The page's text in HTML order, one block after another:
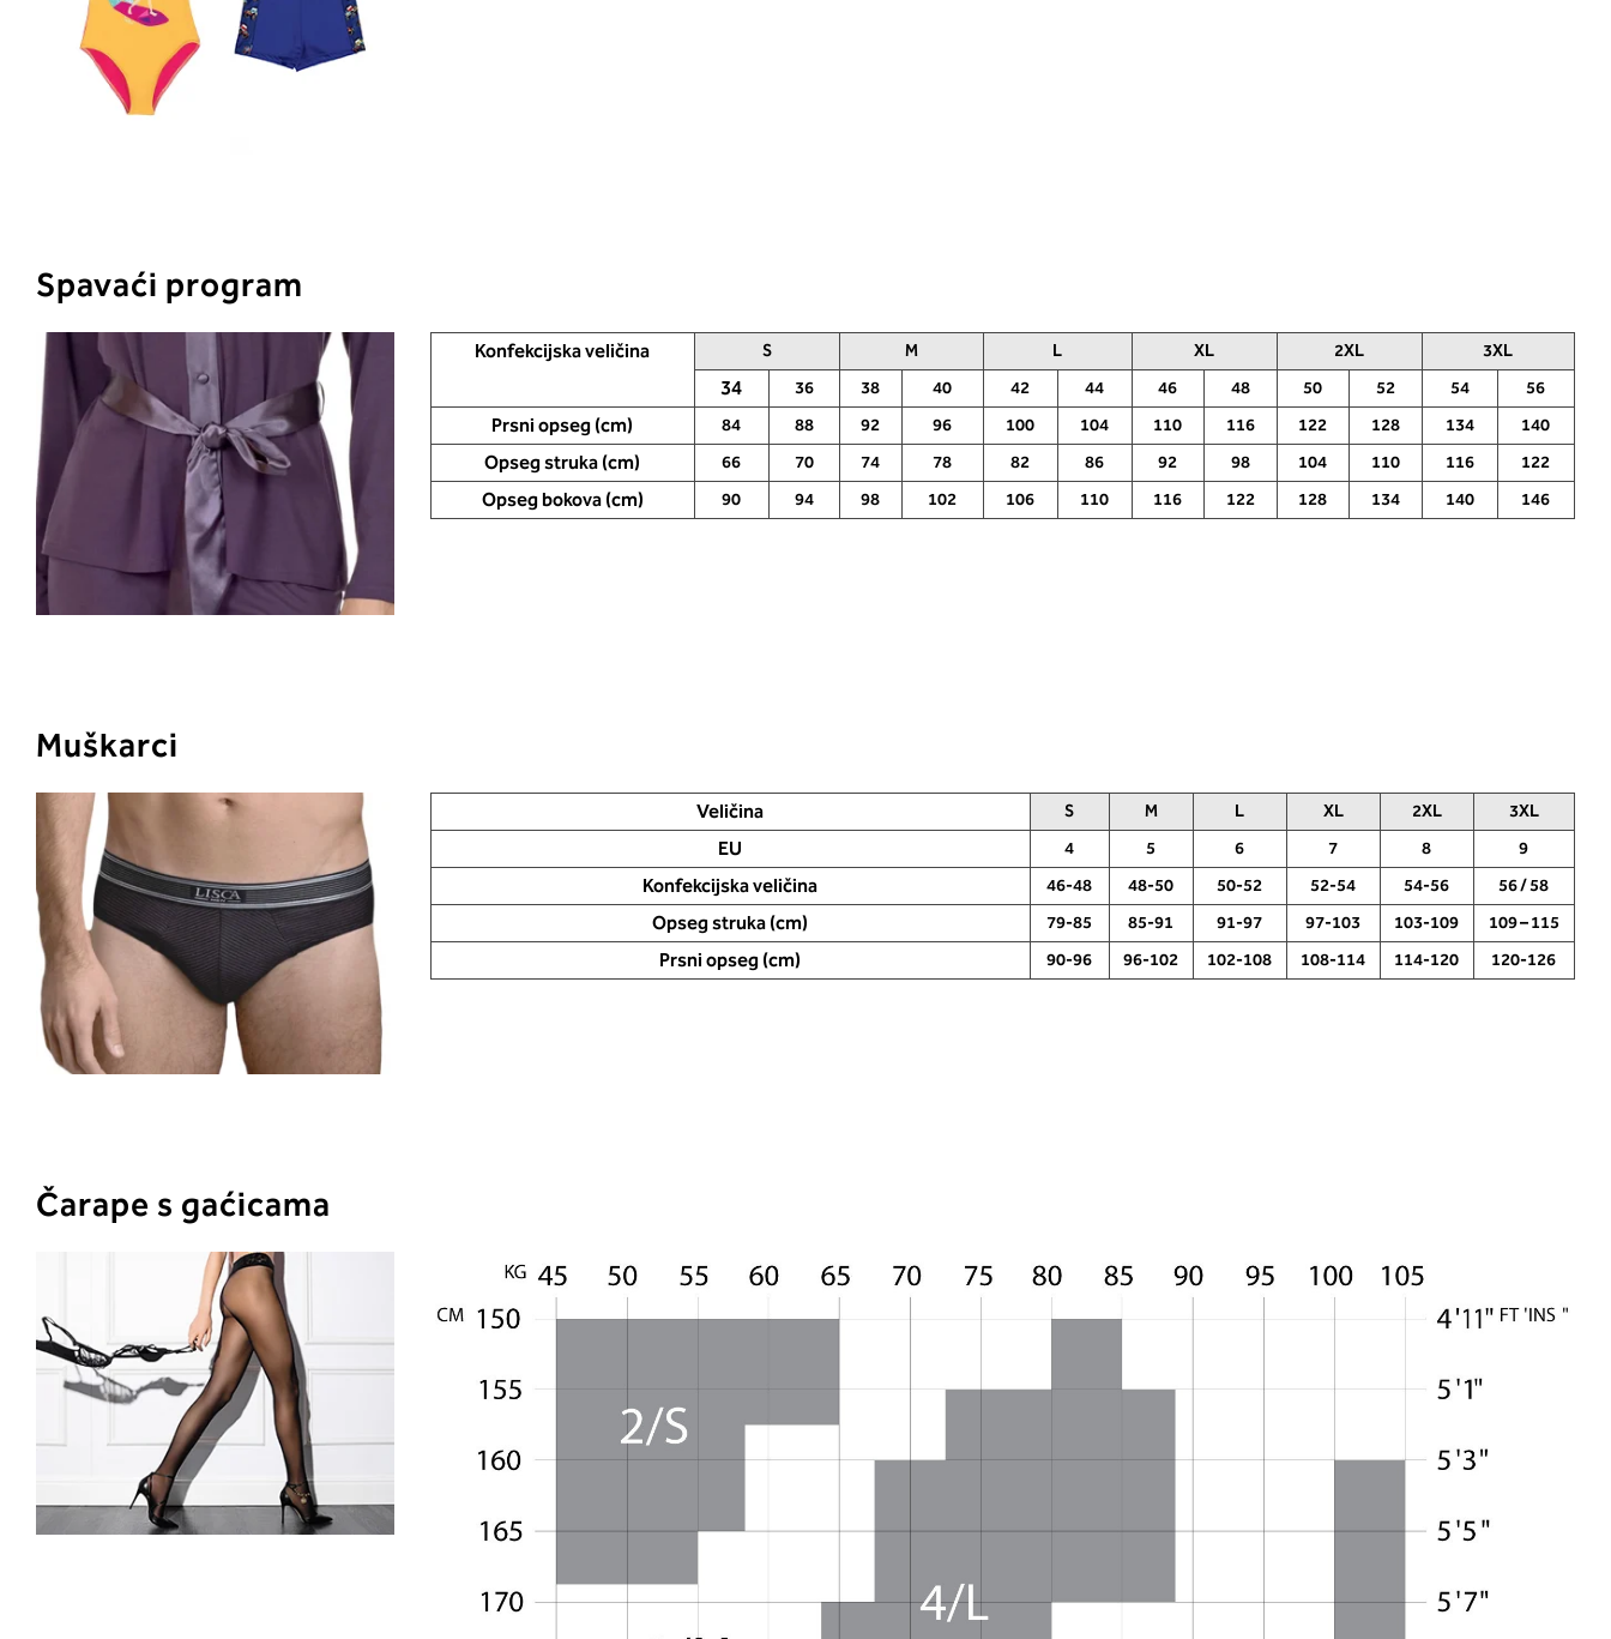
Spavaći program
Konfekcijska veličina S M L XL 2XL 3XL
34 36 38 40 42 44 46 48 50 52 54 56
Prsni opseg (cm) 84 88 92 96 100 104 110 116 122 128 134 140
Opseg struka (cm) 66 70 74 78 82 86 92 98 104 110 116 122
Opseg bokova (cm) 90 94 98 102 106 110 116 122 128 134 140 146
Muškarci
Veličina S M L XL 2XL 3XL
EU 4 5 6 7 8 9
Konfekcijska veličina 46-48 48-50 50-52 52-54 54-56 56 / 58
Opseg struka (cm) 79-85 85-91 91-97 97-103 103-109 109 – 115
Prsni opseg (cm) 90-96 96-102 102-108 108-114 114-120 120-126
Čarape s gaćicama